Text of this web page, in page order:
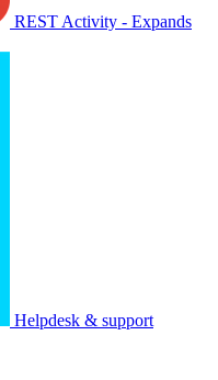
REST Activity - Expands
Helpdesk & support